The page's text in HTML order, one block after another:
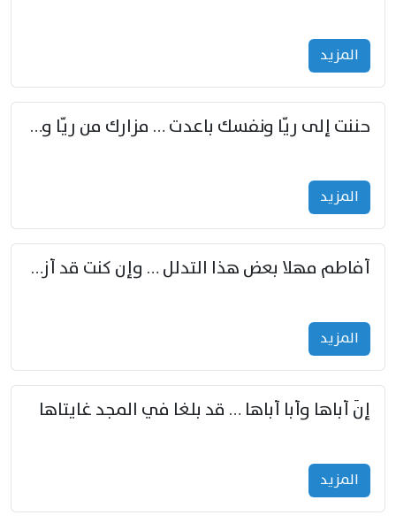
المزید
حننت إلى ريّا ونفسك باعدت … مزارك من ريّا وشعباكما معا
المزید
أفاطم مهلا بعض هذا التدلل … وإن كنت قد أزمعت صرمي فأجملي
المزید
إنّ أباها وأبا أباها … قد بلغا في المجد غايتاها
المزید